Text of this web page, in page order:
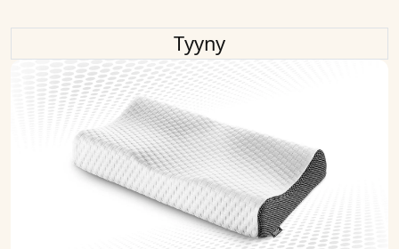
Tyyny